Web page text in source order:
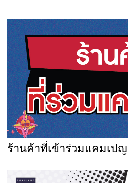
ร้านค้าที่เข้าร่วมแคมเปญ